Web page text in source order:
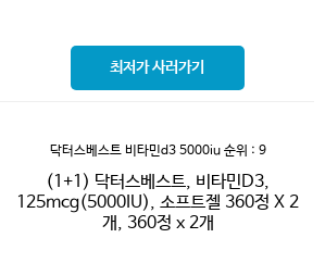
최저가 사러가기
닥터스베스트 비타민d3 5000iu순위 : 9
(1+1) 닥터스베스트, 비타민D3,
125mcg(5000IU), 소프트젤 360정 X 2
개, 360정 x 2개